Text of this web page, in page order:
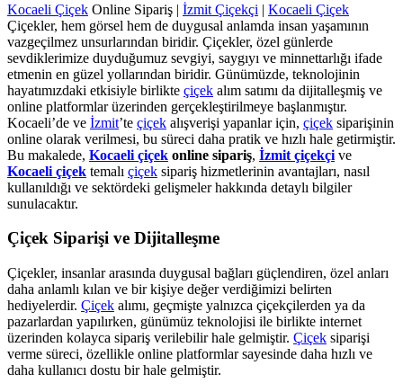
Kocaeli Çiçek Online Sipariş | İzmit Çiçekçi | Kocaeli Çiçek
Çiçekler, hem görsel hem de duygusal anlamda insan yaşamının
vazgeçilmez unsurlarından biridir. Çiçekler, özel günlerde
sevdiklerimize duyduğumuz sevgiyi, saygıyı ve minnettarlığı ifade
etmenin en güzel yollarından biridir. Günümüzde, teknolojinin
hayatımızdaki etkisiyle birlikte çiçek alım satımı da dijitalleşmiş ve
online platformlar üzerinden gerçekleştirilmeye başlanmıştır.
Kocaeli’de ve İzmit’te çiçek alışverişi yapanlar için, çiçek siparişinin
online olarak verilmesi, bu süreci daha pratik ve hızlı hale getirmiştir.
Bu makalede, Kocaeli çiçek online sipariş, İzmit çiçekçi ve
Kocaeli çiçek temalı çiçek sipariş hizmetlerinin avantajları, nasıl
kullanıldığı ve sektördeki gelişmeler hakkında detaylı bilgiler
sunulacaktır.
Çiçek Siparişi ve Dijitalleşme
Çiçekler, insanlar arasında duygusal bağları güçlendiren, özel anları
daha anlamlı kılan ve bir kişiye değer verdiğimizi belirten
hediyelerdir. Çiçek alımı, geçmişte yalnızca çiçekçilerden ya da
pazarlardan yapılırken, günümüz teknolojisi ile birlikte internet
üzerinden kolayca sipariş verilebilir hale gelmiştir. Çiçek siparişi
verme süreci, özellikle online platformlar sayesinde daha hızlı ve
daha kullanıcı dostu bir hale gelmiştir.